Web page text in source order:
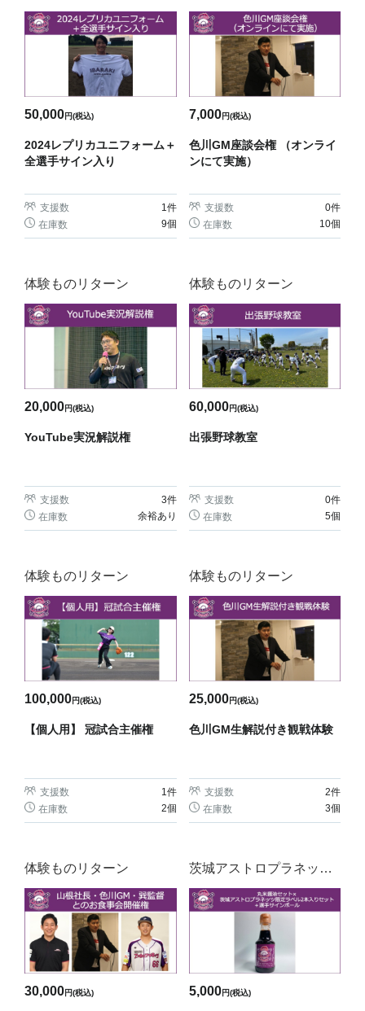
50,000円(税込)
2024レプリカユニフォーム＋
全選手サイン入り
支援数 1件
在庫数
9個
7,000円(税込)
色川GM座談会権 （オンライ
ンにて実施）
支援数 0件
在庫数
10個
体験ものリターン
20,000円(税込)
YouTube実況解説権
支援数 3件
在庫数
余裕あり
体験ものリターン
60,000円(税込)
出張野球教室
支援数 0件
在庫数
5個
体験ものリターン
100,000円(税込)
【個人用】 冠試合主催権
支援数 1件
在庫数
2個
体験ものリターン
25,000円(税込)
色川GM生解説付き観戦体験
支援数 2件
在庫数
3個
体験ものリターン
30,000円(税込)
茨城アストロプラネッツ×
飲食物
5,000円(税込)